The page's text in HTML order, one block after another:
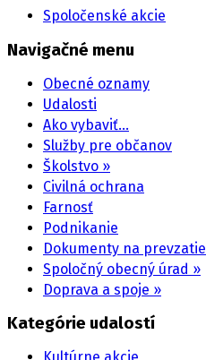
Spoločenské akcie
Navigačné menu
Obecné oznamy
Udalosti
Ako vybaviť…
Služby pre občanov
Školstvo »
Civilná ochrana
Farnosť
Podnikanie
Dokumenty na prevzatie
Spoločný obecný úrad »
Doprava a spoje »
Kategórie udalostí